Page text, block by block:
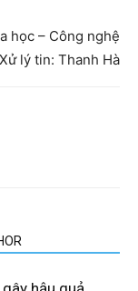
học – Công nghệ
Xử lý tin: Thanh Hà